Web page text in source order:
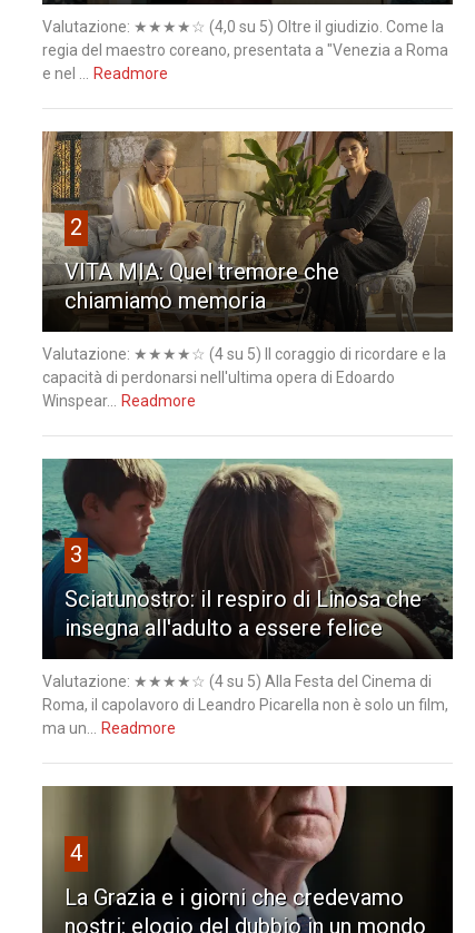
Valutazione: ★★★★☆ (4,0 su 5) Oltre il giudizio. Come la
regia del maestro coreano, presentata a "Venezia a Roma
e nel ...
Readmore
2
VITA MIA: Quel tremore che
chiamiamo memoria
Valutazione: ★★★★☆ (4 su 5) Il coraggio di ricordare e la
capacità di perdonarsi nell'ultima opera di Edoardo
Winspear...
Readmore
3
Sciatunostro: il respiro di Linosa che
insegna all'adulto a essere felice
Valutazione: ★★★★☆ (4 su 5) Alla Festa del Cinema di
Roma, il capolavoro di Leandro Picarella non è solo un film,
ma un...
Readmore
4
La Grazia e i giorni che credevamo
nostri: elogio del dubbio in un mondo